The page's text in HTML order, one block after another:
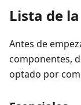
Lista de
Antes de
componentes,
optado por